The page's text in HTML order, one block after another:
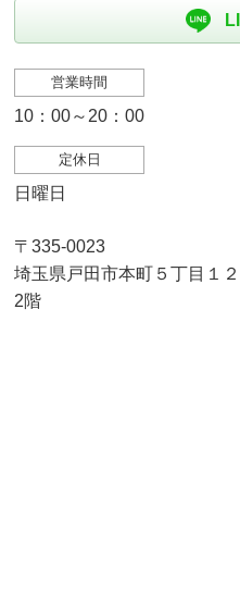
営業時間
10：00～20：00
定休日
日曜日
〒335-0023
埼玉県戸田市本町５丁目１
2階